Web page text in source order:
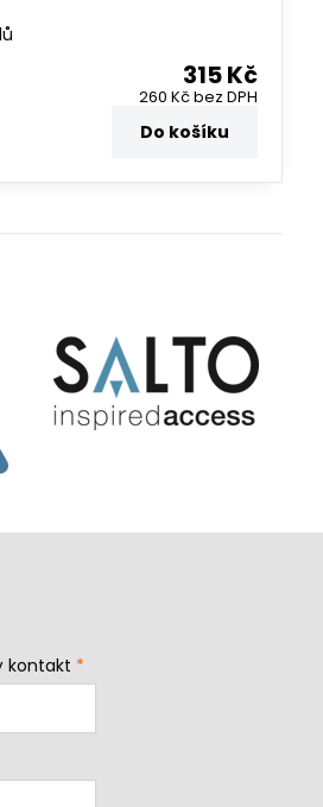
315 Kč
260 Kčbez DPH
Do košíku
kontakt *